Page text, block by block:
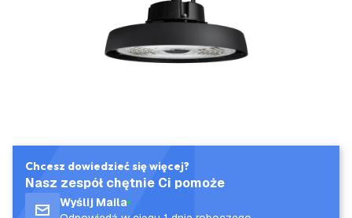
Chcesz dowiedzieć się więcej?
Nasz zespół chętnie Ci pomoże
Wyślij Maila